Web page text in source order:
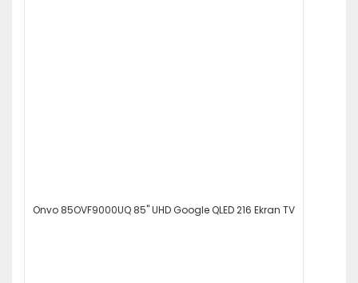
Onvo 85OVF9000UQ 85'' UHD Google QLED 216 Ekran TV